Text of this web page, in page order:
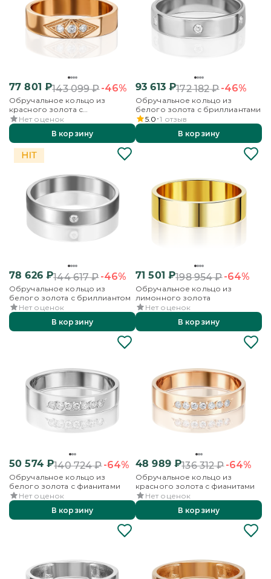
77 801 ₽143 099₽-46%
Обручальное кольцо из
красного золота с
бриллиантами и алмазной
гранью
Нет оценок
В корзину
93 613₽172 182₽-46%
Обручальное кольцо из
белого золота с бриллиантами
5.0 1 отзыв
В корзину
78 626₽144 617₽-46%
Обручальное кольцо из
белого золота с бриллиантом
Нет оценок
В корзину
71 501 ₽198 954₽-64%
Обручальное кольцо из
лимонного золота
Нет оценок
В корзину
50 574₽140 724₽-64%
Обручальное кольцо из
белого золота с фианитами
Нет оценок
В корзину
48 989₽136 312₽-64%
Обручальное кольцо из
красного золота с фианитами
Нет оценок
В корзину